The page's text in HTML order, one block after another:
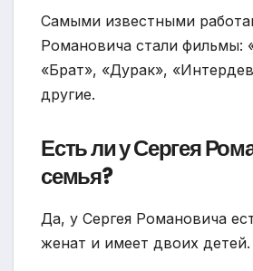
Самыми известными
Романовича стали фильмы:
«Брат», «Дурак»,
другие.
Есть ли у Сергея
семья?
Да, у Сергея Романовича
женат и имеет двоих детей.